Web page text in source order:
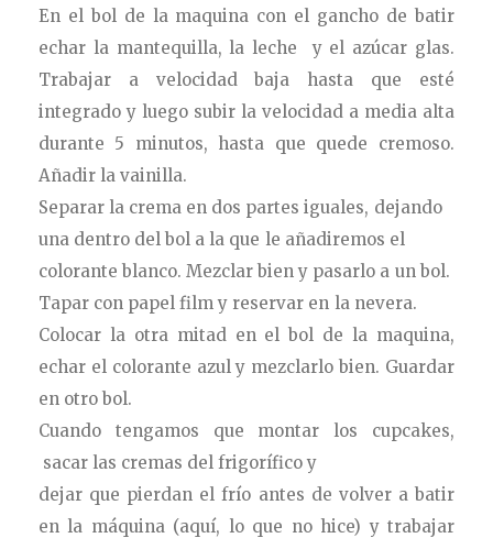
En el bol de la maquina con el gancho de batir
echar la mantequilla, la leche y el azúcar glas.
Trabajar a velocidad baja hasta que esté
integrado y luego subir la velocidad a media alta
durante 5 minutos, hasta que quede cremoso.
Añadir la vainilla.
Separar la crema en dos partes iguales, dejando
una dentro del bol a la que le añadiremos el
colorante blanco. Mezclar bien y pasarlo a un bol.
Tapar con papel film y reservar en la nevera.
Colocar la otra mitad en el bol de la maquina,
echar el colorante azul y mezclarlo bien. Guardar
en otro bol.
Cuando tengamos que montar los cupcakes,
sacar las cremas del frigorífico y
dejar que pierdan el frío antes de volver a batir
en la máquina (aquí, lo que no hice) y trabajar